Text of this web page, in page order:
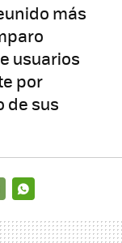
más
usuarios
por
de sus